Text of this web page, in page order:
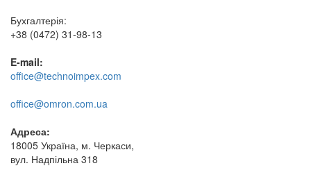
Бухгалтерія:
+38 (0472) 31-98-13
E-mail:
office@technoimpex.com
office@omron.com.ua
Адреса:
18005 Україна, м. Черкаси,
вул. Надпільна 318